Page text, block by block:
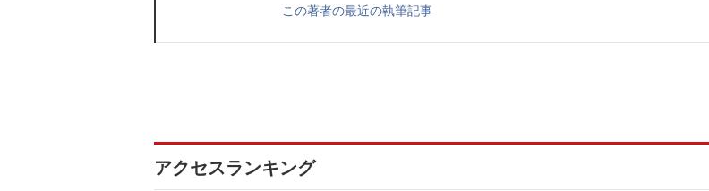
この著者の最近の執筆記事
アクセスランキング